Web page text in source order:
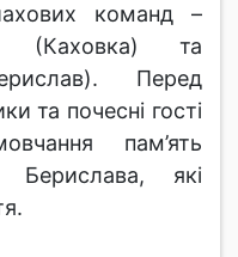
команд –
(Каховка) та
Перед
та почесні гості
пам’ять
Берислава, які